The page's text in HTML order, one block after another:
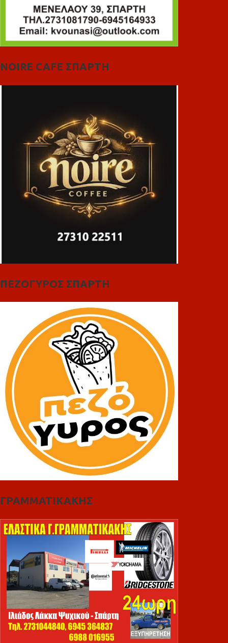
NOIRE CAFE ΣΠΑΡΤΗ
ΠΕΖΟΓΥΡΟΣ ΣΠΑΡΤΗ
ΓΡΑΜΜΑΤΙΚΑΚΗΣ